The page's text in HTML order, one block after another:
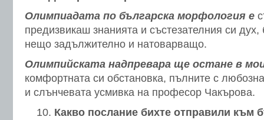
Олимпиадата по българска морфология е
предизвикаш знанията и състезателния си
нещо задължително и натоварващо.
Олимпийската надпревара ще остане в
комфортната си обстановка, пълните с
и слънчевата усмивка на професор Чакърова.
Какво послание бихте отправили към